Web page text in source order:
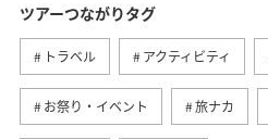
ツアーつながりタグ
トラベル アクティビティ
お祭り・イベント 旅ナカ